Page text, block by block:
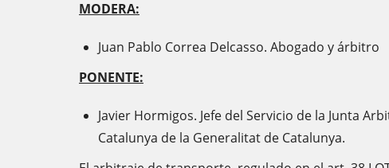
MODERA:
Juan Pablo Correa Delcasso. Abogado y árbitro
PONENTE:
Javier Hormigos. Jefe del Servicio de la Junta
Catalunya de la Generalitat de Catalunya.